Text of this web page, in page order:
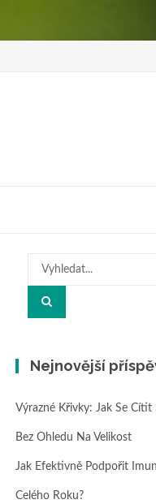
Hledat:
Nejnovější
Výrazné Křivky: Jak Se Cítit
Bez Ohledu Na Velikost
Jak Efektivně Podpořit
Celého Roku?